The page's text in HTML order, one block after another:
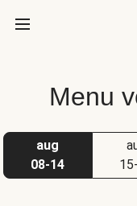
Menu
aug
08-14